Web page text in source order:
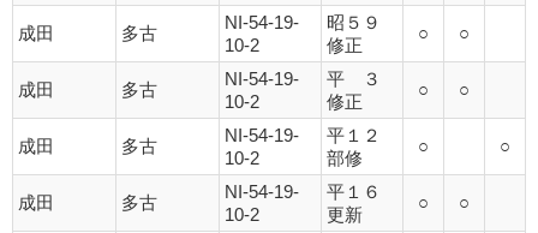
成田 多古
NI-54-19-
10-2
昭５９
修正
○ ○
成田 多古
NI-54-19-
10-2
平 ３
修正
○ ○
成田 多古
NI-54-19-
10-2
平１２
部修
○ ○
成田 多古
NI-54-19-
10-2
平１６
更新
○ ○